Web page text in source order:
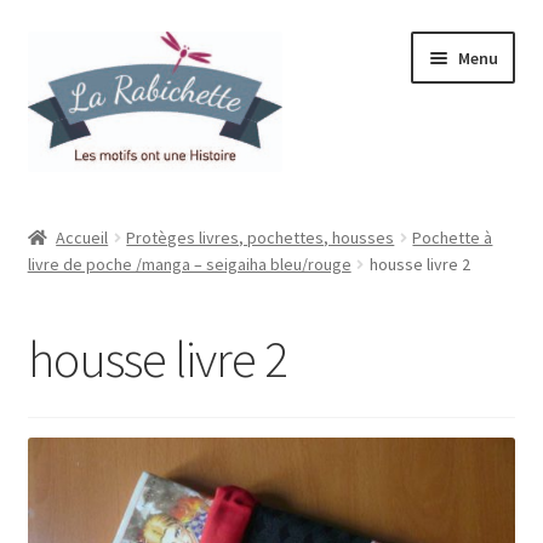
la
navigation
contenu
Menu
Contact
Mon compte
Accueil Protèges livres, pochettes, housses
Pochette à
livre de poche /manga – seigaiha bleu/rouge
housse livre 2
housse livre 2